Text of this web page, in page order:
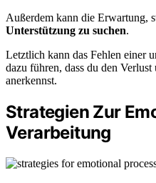
Außerdem kann die Erwartung,
Unterstützung zu suchen.
Letztlich kann das Fehlen einer
dazu führen, dass du den
anerkennst.
Strategien Zur
Verarbeitung